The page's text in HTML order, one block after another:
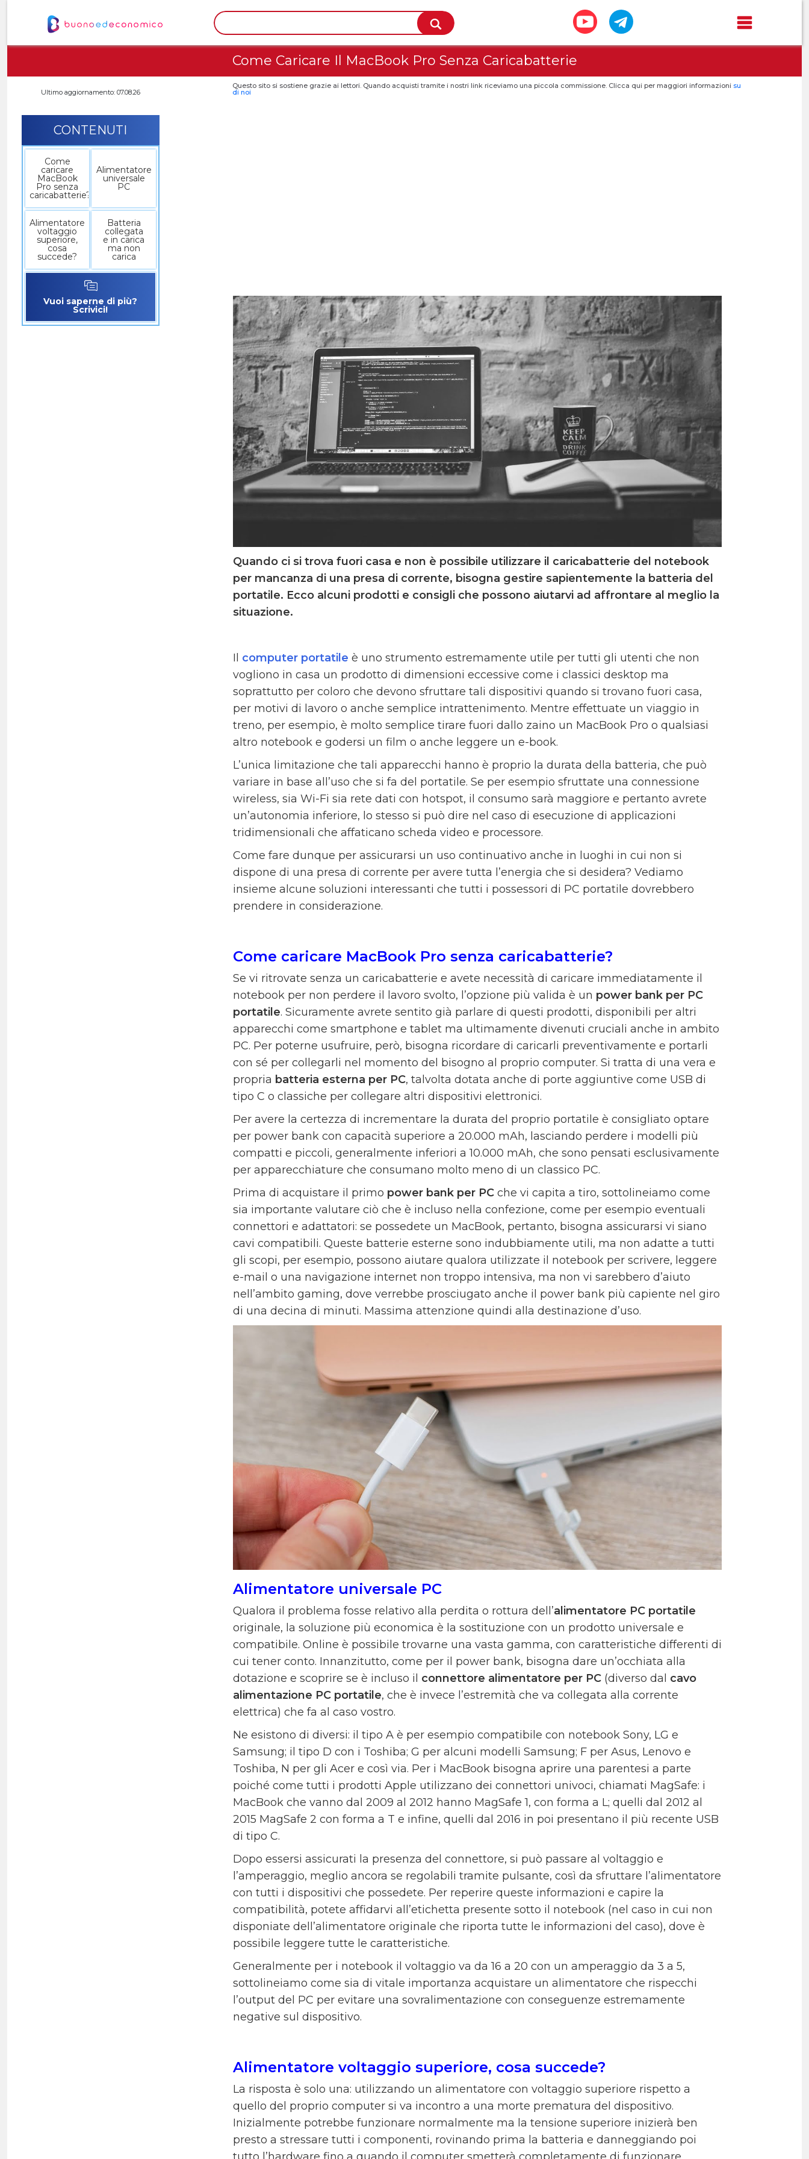
Come Caricare Il MacBook Pro Senza Caricabatterie
Ultimo aggiornamento: 07.08.26
Questo sito si sostiene grazie ai lettori. Quando acquisti tramite i nostri link riceviamo una piccola commissione. Clicca qui per maggiori informazioni su
di noi
CONTENUTI
Come
caricare
MacBook
Pro senza
caricabatterie?
Alimentatore
universale
PC
Alimentatore
voltaggio
superiore,
cosa
succede?
Batteria
collegata
e in carica
ma non
carica
Vuoi saperne di più?
Scrivici!
Quando ci si trova fuori casa e non è possibile utilizzare il caricabatterie del notebook
per mancanza di una presa di corrente, bisogna gestire sapientemente la batteria del
portatile. Ecco alcuni prodotti e consigli che possono aiutarvi ad affrontare al meglio la
situazione.
Il computer portatile è uno strumento estremamente utile per tutti gli utenti che non
vogliono in casa un prodotto di dimensioni eccessive come i classici desktop ma
soprattutto per coloro che devono sfruttare tali dispositivi quando si trovano fuori casa,
per motivi di lavoro o anche semplice intrattenimento. Mentre effettuate un viaggio in
treno, per esempio, è molto semplice tirare fuori dallo zaino un MacBook Pro o qualsiasi
altro notebook e godersi un film o anche leggere un e-book.
L’unica limitazione che tali apparecchi hanno è proprio la durata della batteria, che può
variare in base all’uso che si fa del portatile. Se per esempio sfruttate una connessione
wireless, sia Wi-Fi sia rete dati con hotspot, il consumo sarà maggiore e pertanto avrete
un’autonomia inferiore, lo stesso si può dire nel caso di esecuzione di applicazioni
tridimensionali che affaticano scheda video e processore.
Come fare dunque per assicurarsi un uso continuativo anche in luoghi in cui non si
dispone di una presa di corrente per avere tutta l’energia che si desidera? Vediamo
insieme alcune soluzioni interessanti che tutti i possessori di PC portatile dovrebbero
prendere in considerazione.
Come caricare MacBook Pro senza caricabatterie?
Se vi ritrovate senza un caricabatterie e avete necessità di caricare immediatamente il
notebook per non perdere il lavoro svolto, l’opzione più valida è un power bank per PC
portatile. Sicuramente avrete sentito già parlare di questi prodotti, disponibili per altri
apparecchi come smartphone e tablet ma ultimamente divenuti cruciali anche in ambito
PC. Per poterne usufruire, però, bisogna ricordare di caricarli preventivamente e portarli
con sé per collegarli nel momento del bisogno al proprio computer. Si tratta di una vera e
propria batteria esterna per PC, talvolta dotata anche di porte aggiuntive come USB di
tipo C o classiche per collegare altri dispositivi elettronici.
Per avere la certezza di incrementare la durata del proprio portatile è consigliato optare
per power bank con capacità superiore a 20.000 mAh, lasciando perdere i modelli più
compatti e piccoli, generalmente inferiori a 10.000 mAh, che sono pensati esclusivamente
per apparecchiature che consumano molto meno di un classico PC.
Prima di acquistare il primo power bank per PC che vi capita a tiro, sottolineiamo come
sia importante valutare ciò che è incluso nella confezione, come per esempio eventuali
connettori e adattatori: se possedete un MacBook, pertanto, bisogna assicurarsi vi siano
cavi compatibili. Queste batterie esterne sono indubbiamente utili, ma non adatte a tutti
gli scopi, per esempio, possono aiutare qualora utilizzate il notebook per scrivere, leggere
e-mail o una navigazione internet non troppo intensiva, ma non vi sarebbero d’aiuto
nell’ambito gaming, dove verrebbe prosciugato anche il power bank più capiente nel giro
di una decina di minuti. Massima attenzione quindi alla destinazione d’uso.
Alimentatore universale PC
Qualora il problema fosse relativo alla perdita o rottura dell’alimentatore PC portatile
originale, la soluzione più economica è la sostituzione con un prodotto universale e
compatibile. Online è possibile trovarne una vasta gamma, con caratteristiche differenti di
cui tener conto. Innanzitutto, come per il power bank, bisogna dare un’occhiata alla
dotazione e scoprire se è incluso il connettore alimentatore per PC (diverso dal cavo
alimentazione PC portatile, che è invece l’estremità che va collegata alla corrente
elettrica) che fa al caso vostro.
Ne esistono di diversi: il tipo A è per esempio compatibile con notebook Sony, LG e
Samsung; il tipo D con i Toshiba; G per alcuni modelli Samsung; F per Asus, Lenovo e
Toshiba, N per gli Acer e così via. Per i MacBook bisogna aprire una parentesi a parte
poiché come tutti i prodotti Apple utilizzano dei connettori univoci, chiamati MagSafe: i
MacBook che vanno dal 2009 al 2012 hanno MagSafe 1, con forma a L; quelli dal 2012 al
2015 MagSafe 2 con forma a T e infine, quelli dal 2016 in poi presentano il più recente USB
di tipo C.
Dopo essersi assicurati la presenza del connettore, si può passare al voltaggio e
l’amperaggio, meglio ancora se regolabili tramite pulsante, così da sfruttare l’alimentatore
con tutti i dispositivi che possedete. Per reperire queste informazioni e capire la
compatibilità, potete affidarvi all’etichetta presente sotto il notebook (nel caso in cui non
disponiate dell’alimentatore originale che riporta tutte le informazioni del caso), dove è
possibile leggere tutte le caratteristiche.
Generalmente per i notebook il voltaggio va da 16 a 20 con un amperaggio da 3 a 5,
sottolineiamo come sia di vitale importanza acquistare un alimentatore che rispecchi
l’output del PC per evitare una sovralimentazione con conseguenze estremamente
negative sul dispositivo.
Alimentatore voltaggio superiore, cosa succede?
La risposta è solo una: utilizzando un alimentatore con voltaggio superiore rispetto a
quello del proprio computer si va incontro a una morte prematura del dispositivo.
Inizialmente potrebbe funzionare normalmente ma la tensione superiore inizierà ben
presto a stressare tutti i componenti, rovinando prima la batteria e danneggiando poi